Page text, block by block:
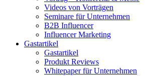
Videos von Vorträgen
Seminare für Unternehmen
B2B Influencer
Influencer Marketing
Gastartikel
Gastartikel
Produkt Reviews
Whitepaper für Unternehmen